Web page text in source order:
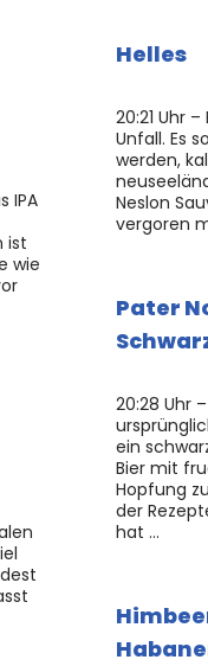
IPA
ist
wie
Helles
20:21 Uhr
Unfall. Es
werden,
Neslon
vergoren
Pater
20:28 Uhr
ein
Bier mit
Hopfung
der
hat …